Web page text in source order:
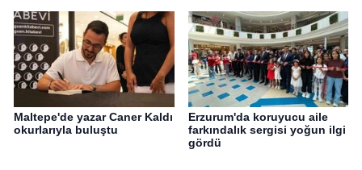
Maltepe'de yazar Caner Kaldı
okurlarıyla buluştu
Erzurum'da koruyucu aile
farkındalık sergisi yoğun ilgi
gördü